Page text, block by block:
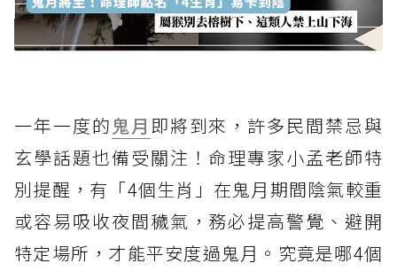
一年一度的鬼月 即將到來，許多民間禁忌與
玄學話題也備受關注！命理專家小孟老師特
別提醒，有「4個生肖」在鬼月期間陰氣較重
或容易吸收夜間穢氣，務必提高警覺、避開
特定場所，才能平安度過鬼月。究竟是哪4個